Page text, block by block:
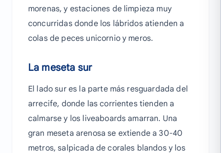
morenas, y estaciones de limpieza muy
concurridas donde los lábridos atienden a
colas de peces unicornio y meros.
La meseta sur
El lado sur es la parte más resguardada del
arrecife, donde las corrientes tienden a
calmarse y los liveaboards amarran. Una
gran meseta arenosa se extiende a 30-40
metros, salpicada de corales blandos y los